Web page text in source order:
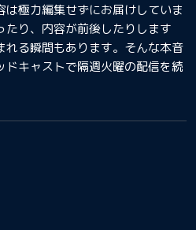
極力編集せずにお届けしていま
り、内容が前後したりします
れる瞬間もあります。そんな本音
キャストで隔週火曜の配信を続